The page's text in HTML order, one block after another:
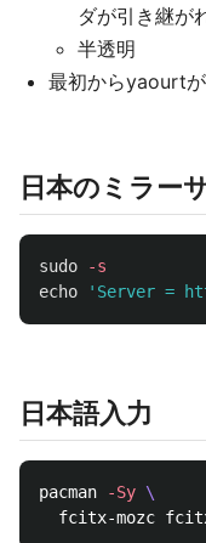
ダが引き継が
半透明
最初からyaourt
日本のミラー
sudo
-s
echo
'Server =
日本語入力
pacman -Sy \